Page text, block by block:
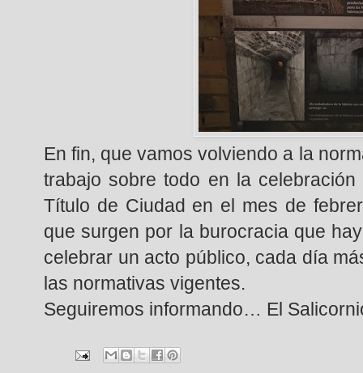
En fin, que vamos volviendo a la
trabajo sobre todo en la
Título de Ciudad en el mes de
que surgen por la burocracia que
celebrar un acto público, cada día
las normativas vigentes.
Seguiremos informando… El